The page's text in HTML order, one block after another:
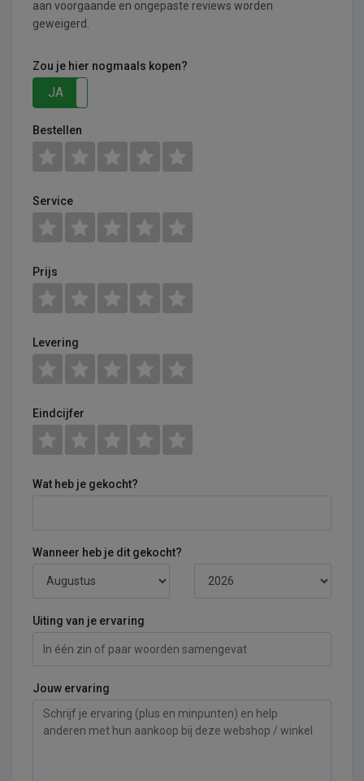
aan voorgaande en ongepaste reviews worden
geweigerd.
Zou je hier nogmaals kopen?
JA
Bestellen
Service
Prijs
Levering
Eindcijfer
Wat heb je gekocht?
Wanneer heb je dit gekocht?
Uiting van je ervaring
Jouw ervaring